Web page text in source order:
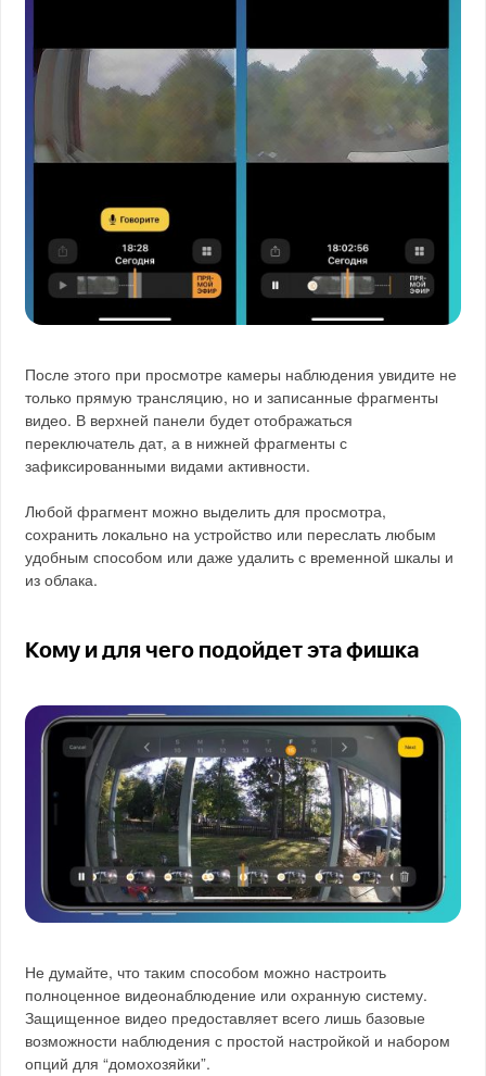
После этого при просмотре камеры наблюдения увидите не
только прямую трансляцию, но и записанные фрагменты
видео. В верхней панели будет отображаться
переключатель дат, а в нижней фрагменты с
зафиксированными видами активности.
Любой фрагмент можно выделить для просмотра,
сохранить локально на устройство или переслать любым
удобным способом или даже удалить с временной шкалы и
из облака.
Кому и для чего подойдет эта фишка
Не думайте, что таким способом можно настроить
полноценное видеонаблюдение или охранную систему.
Защищенное видео предоставляет всего лишь базовые
возможности наблюдения с простой настройкой и набором
опций для “домохозяйки”.